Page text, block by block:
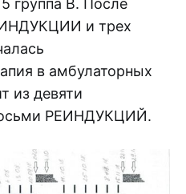
группа B. После
и трех
в амбулаторных
из девяти
РЕИНДУКЦИЙ.